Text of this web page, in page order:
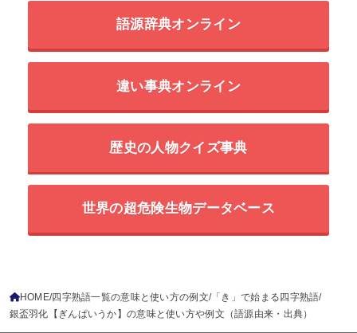
語源辞典オンライン
違い事典オンライン
歴史の人物クイズ事典
世界の超危険生物データベース
HOME 四字熟語一覧の意味と使い方の例文
「き」で始まる四字熟語
銀盃羽化【ぎんぱいうか】の意味と使い方や例文（語源由来・出典）